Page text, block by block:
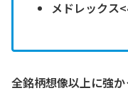
メドレックス
全銘柄想像以上に強か